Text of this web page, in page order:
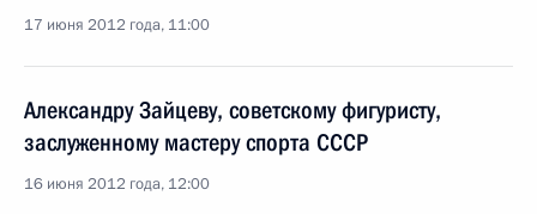
17 июня 2012 года, 11:00
Александру Зайцеву, советскому фигуристу,
заслуженному мастеру спорта СССР
16 июня 2012 года, 12:00